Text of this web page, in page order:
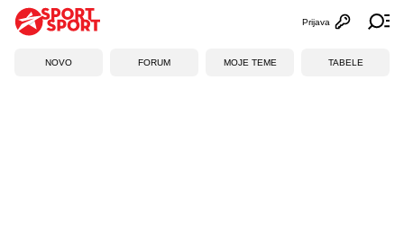
Otvori
Prijava
NOVO FORUM MOJE TEME TABELE